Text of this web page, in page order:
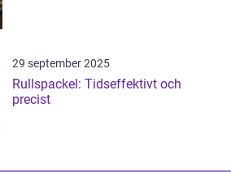
29 september 2025
Rullspackel: Tidseffektivt och
precist